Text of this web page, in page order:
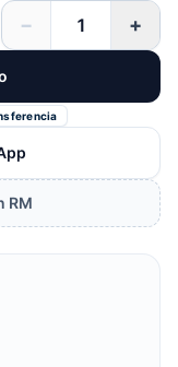
− +
RM